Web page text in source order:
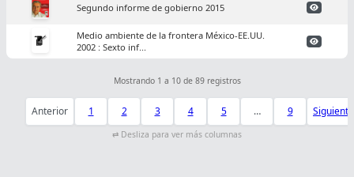
Segundo informe de gobierno 2015
Medio ambiente de la frontera México-EE.UU.
2002 : Sexto inf...
Mostrando 1 a 10 de 89 registros
Anterior 1 2 3 4 5 … 9 Siguiente